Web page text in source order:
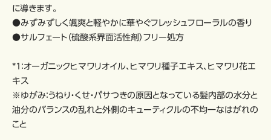
に導きます。
●みずみずしく颯爽と軽やかに華やぐフレッシュフローラルの香り
●サルフェート（硫酸系界面活性剤）フリー処方
*1：オーガニックヒマワリオイル、ヒマワリ種子エキス、ヒマワリ花エ
キス
※ゆがみ：うねり・くせ・パサつきの原因となっている髪内部の水分と
油分のバランスの乱れと外側のキューティクルの不均一なはがれの
こと